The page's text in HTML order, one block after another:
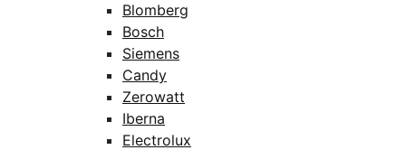
Blomberg
Bosch
Siemens
Candy
Zerowatt
Iberna
Electrolux